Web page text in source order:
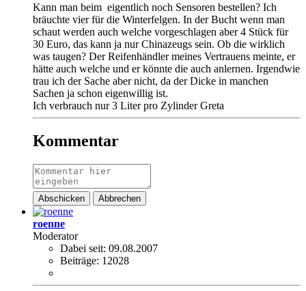
Kann man beim eigentlich noch Sensoren bestellen? Ich
bräuchte vier für die Winterfelgen. In der Bucht wenn man
schaut werden auch welche vorgeschlagen aber 4 Stück für
30 Euro, das kann ja nur Chinazeugs sein. Ob die wirklich
was taugen? Der Reifenhändler meines Vertrauens meinte, er
hätte auch welche und er könnte die auch anlernen. Irgendwie
trau ich der Sache aber nicht, da der Dicke in manchen
Sachen ja schon eigenwillig ist.
Ich verbrauch nur 3 Liter pro Zylinder Greta
Kommentar
Abschicken Abbrechen
roenne
Moderator
Dabei seit: 09.08.2007
Beiträge: 12028